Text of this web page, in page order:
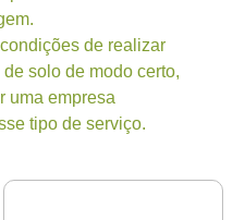
de realizar
solo de modo certo,
uma empresa
tipo de serviço.